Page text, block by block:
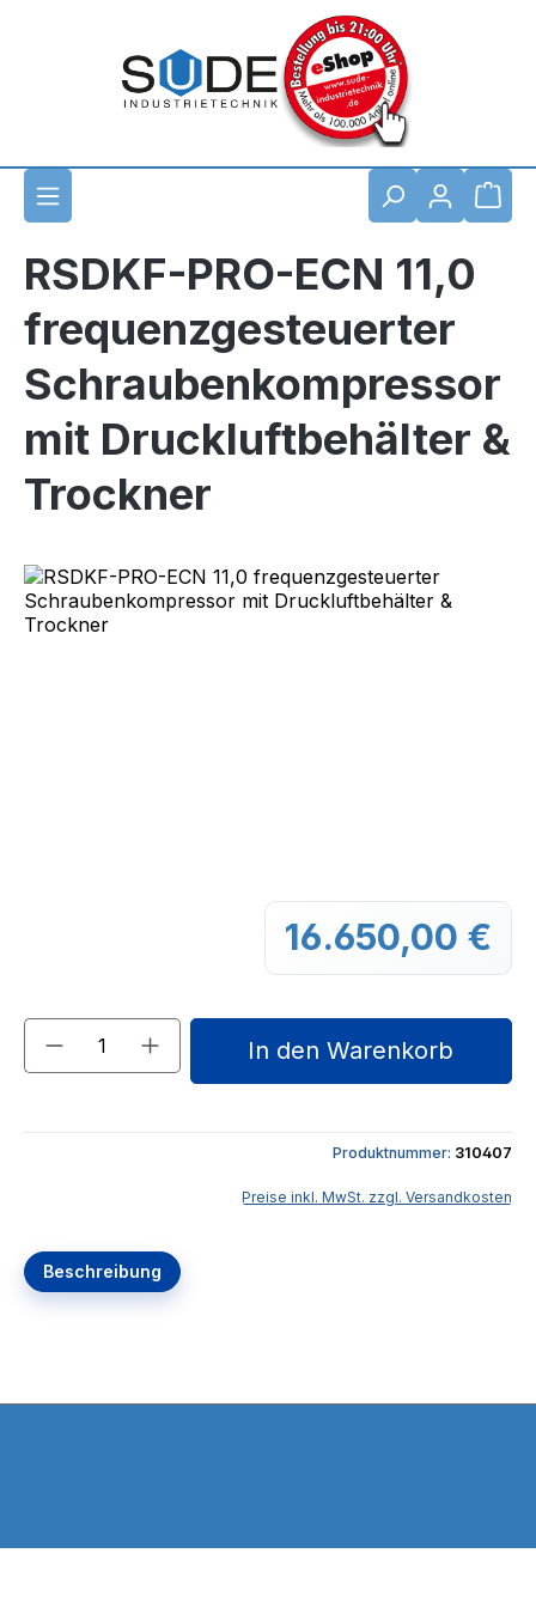
RSDKF-PRO-ECN 11,0
frequenzgesteuerter
Schraubenkompressor
mit Druckluftbehälter &
Trockner
Bildergalerie überspringen
16.650,00 €
Produkt Anzahl: Gib den gewünschten
In den Warenkorb
Produktnummer: 310407
Preise inkl. MwSt. zzgl. Versandkosten
Beschreibung